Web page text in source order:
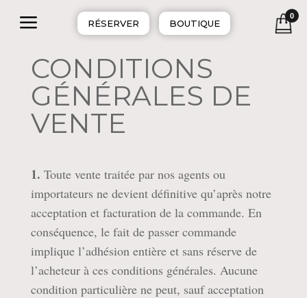
a RÉSERVER BOUTIQUE
0
CONDITIONS
GÉNÉRALES DE
VENTE
1. Toute vente traitée par nos agents ou
importateurs ne devient définitive qu’après notre
acceptation et facturation de la commande. En
conséquence, le fait de passer commande
implique l’adhésion entière et sans réserve de
l’acheteur à ces conditions générales. Aucune
condition particulière ne peut, sauf acceptation